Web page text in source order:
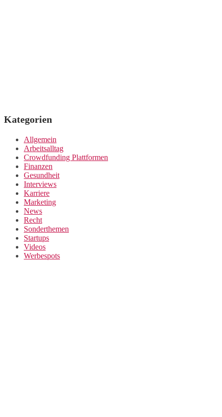
Kategorien
Allgemein
Arbeitsalltag
Crowdfunding Plattformen
Finanzen
Gesundheit
Interviews
Karriere
Marketing
News
Recht
Sonderthemen
Startups
Videos
Werbespots